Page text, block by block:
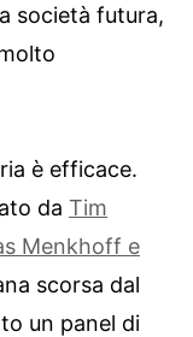
società futura,
è efficace.
da Tim
Menkhoff e
scorsa dal
un panel di